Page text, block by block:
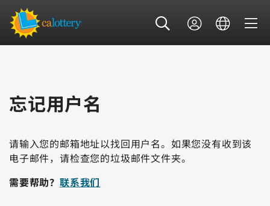
忘记用户名
请输入您的邮箱地址以找回用户名。如果您没有收到该
电子邮件，请检查您的垃圾邮件文件夹。
需要帮助？ 联系我们